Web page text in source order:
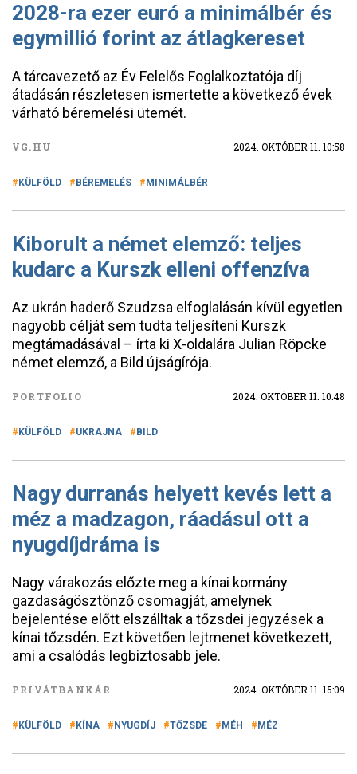
2028-ra ezer euró a minimálbér és
egymillió forint az átlagkereset
A tárcavezető az Év Felelős Foglalkoztatója díj
átadásán részletesen ismertette a következő évek
várható béremelési ütemét.
VG.HU 2024. OKTÓBER 11. 10:58
KÜLFÖLD BÉREMELÉS MINIMÁLBÉR
Kiborult a német elemző: teljes
kudarc a Kurszk elleni offenzíva
Az ukrán haderő Szudzsa elfoglalásán kívül egyetlen
nagyobb célját sem tudta teljesíteni Kurszk
megtámadásával – írta ki X-oldalára Julian Röpcke
német elemző, a Bild újságírója.
PORTFOLIO 2024. OKTÓBER 11. 10:48
KÜLFÖLD UKRAJNA BILD
Nagy durranás helyett kevés lett a
méz a madzagon, ráadásul ott a
nyugdíjdráma is
Nagy várakozás előzte meg a kínai kormány
gazdaságösztönző csomagját, amelynek
bejelentése előtt elszálltak a tőzsdei jegyzések a
kínai tőzsdén. Ezt követően lejtmenet következett,
ami a csalódás legbiztosabb jele.
PRIVÁTBANKÁR 2024. OKTÓBER 11. 15:09
KÜLFÖLD KÍNA NYUGDÍJ TŐZSDE MÉH MÉZ